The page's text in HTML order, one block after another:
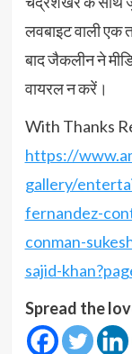
लवबाइट वाली एक
बाद जैकलीन ने
वायरल न करें।
With Thanks
https://
gallery/
fernandez-
conman-
sajid-
Spread the